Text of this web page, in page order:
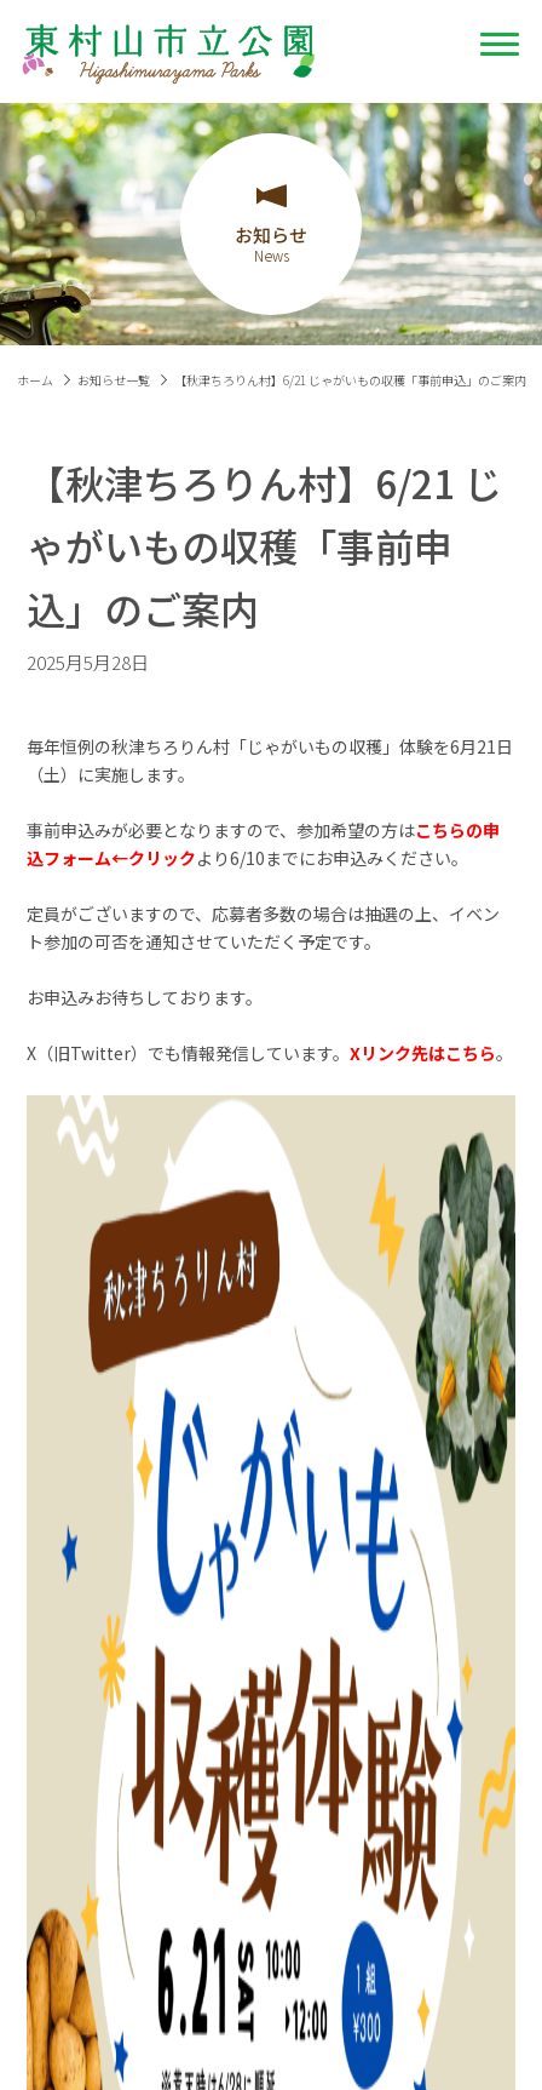
お知らせ
ホーム お知らせ一覧 【秋津ちろりん村】6/21 じゃがいもの収穫「事前申込」のご案内
【秋津ちろりん村】6/21 じ
ゃがいもの収穫「事前申
込」のご案内
2025月5月28日
毎年恒例の秋津ちろりん村「じゃがいもの収穫」体験を6月21日
（土）に実施します。
事前申込みが必要となりますので、参加希望の方はこちらの申
込フォーム←クリックより6/10までにお申込みください。
定員がございますので、応募者多数の場合は抽選の上、イベン
ト参加の可否を通知させていただく予定です。
お申込みお待ちしております。
X（旧Twitter）でも情報発信しています。Xリンク先はこちら。